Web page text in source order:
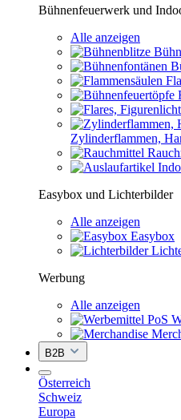
Bühnenfeuerwerk und
Alle anzeigen
Zylinderflammen,
Easybox und Lichterbilder
Alle anzeigen
Easybox
Werbung
Alle anzeigen
B2B
Österreich
Schweiz
Europa